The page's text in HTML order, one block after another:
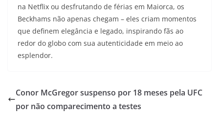
na Netflix ou desfrutando de férias em Maiorca, os
Beckhams não apenas chegam – eles criam momentos
que definem elegância e legado, inspirando fãs ao
redor do globo com sua autenticidade em meio ao
esplendor.
Conor McGregor suspenso por 18 meses pela UFC
por não comparecimento a testes